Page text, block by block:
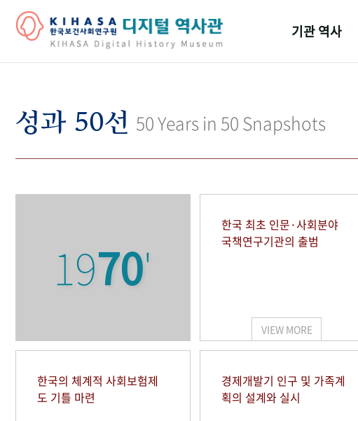
기관 역사
기관 변천사
성과 50선 50 Years in 50 Snapshots
1970'
한국 최초 인문·사회분야
국책연구기관의 출범
VIEW MORE
한국의 체계적 사회보험제
도 기틀 마련
경제개발기 인구 및 가족계
획의 설계와 실시